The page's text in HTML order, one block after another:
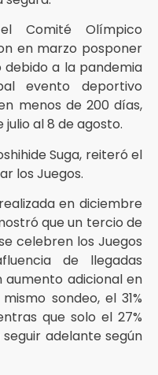
Comité Olímpico
en marzo posponer
debido a la pandemia
evento deportivo
menos de 200 días,
al 8 de agosto.
Suga, reiteró el
los Juegos.
en diciembre
que un tercio de
celebren los Juegos
de llegadas
aumento adicional en
sondeo, el 31%
que solo el 27%
adelante según